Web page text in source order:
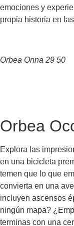
emociones y
propia historia en
Orbea Onna 29 50
Orbea
Explora las
en una bicicleta
temen que lo que
convierta en una
incluyen ascensos
ningún mapa?
terminas con una